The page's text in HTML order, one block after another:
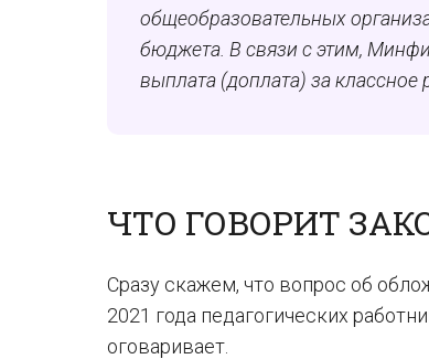
общеобразовательных
бюджета. В связи с этим,
выплата (доплата) за классное
ЧТО ГОВОРИТ
Сразу скажем, что вопрос об
2021 года педагогических
оговаривает.